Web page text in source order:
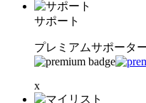
サポート
プレミアムサポータ
x